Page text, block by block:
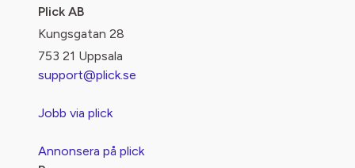
Plick AB
Kungsgatan 28
753 21 Uppsala
support@plick.se
Jobb via plick
Annonsera på plick